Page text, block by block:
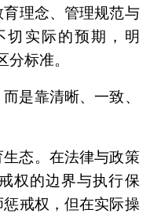
理念、管理规范与
切实际的预期，明
分标准。
是靠清晰、一致、
态。在法律与政策
权的边界与执行保
戒权，但在实际操